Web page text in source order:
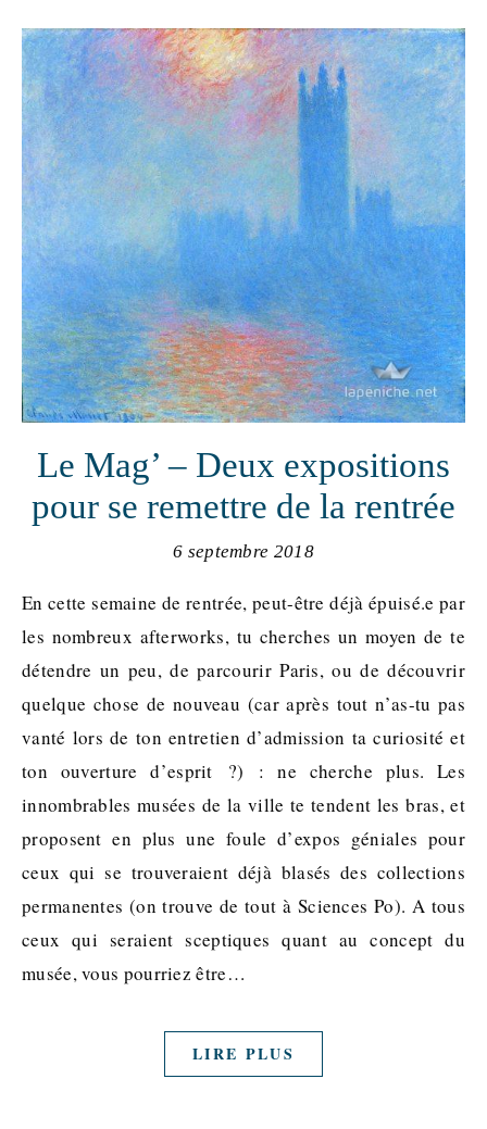
Le Mag’ – Deux expositions
pour se remettre de la rentrée
6 septembre 2018
En cette semaine de rentrée, peut-être déjà épuisé.e par
les nombreux afterworks, tu cherches un moyen de te
détendre un peu, de parcourir Paris, ou de découvrir
quelque chose de nouveau (car après tout n’as-tu pas
vanté lors de ton entretien d’admission ta curiosité et
ton ouverture d’esprit ?) : ne cherche plus. Les
innombrables musées de la ville te tendent les bras, et
proposent en plus une foule d’expos géniales pour
ceux qui se trouveraient déjà blasés des collections
permanentes (on trouve de tout à Sciences Po). A tous
ceux qui seraient sceptiques quant au concept du
musée, vous pourriez être…
LIRE PLUS